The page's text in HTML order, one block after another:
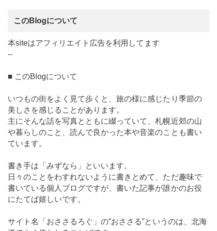
このBlogについて
本siteはアフィリエイト広告を利用してます
--
■ このBlogについて
いつもの街をよく見て歩くと、旅の様に感じたり季節の
美しさを感じることがあります。
主にそんな話を写真とともに綴っていて、札幌近郊の山
や暮らしのこと、読んで良かった本や音楽のことも書い
ています。
書き手は「みずなら」といいます。
日々のことをわすれないように書きとめて、ただ趣味で
書いている個人ブログですが、書いた記事が誰かのお役
にたてば嬉しいです。
サイト名「おささるろぐ」の”おささる”というのは、北海